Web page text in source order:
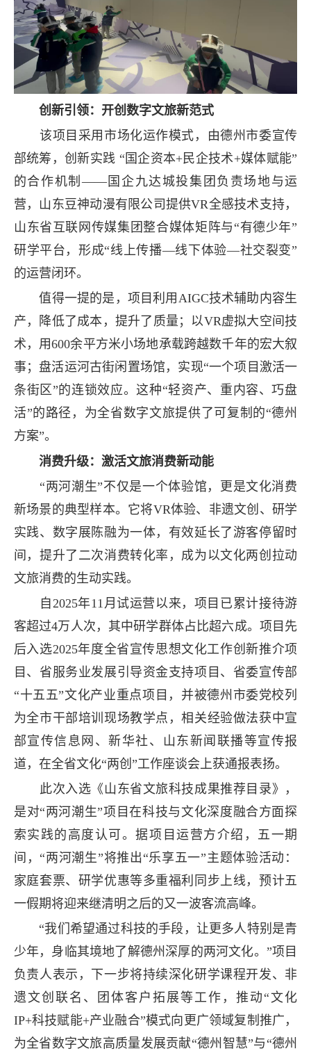
创新引领：开创数字文旅新范式
该项目采用市场化运作模式，由德州市委宣传
部统筹，创新实践 “国企资本+民企技术+媒体赋能”
的合作机制——国企九达城投集团负责场地与运
营，山东豆神动漫有限公司提供VR全感技术支持，
山东省互联网传媒集团整合媒体矩阵与“有德少年”
研学平台，形成“线上传播—线下体验—社交裂变”
的运营闭环。
值得一提的是，项目利用AIGC技术辅助内容生
产，降低了成本，提升了质量；以VR虚拟大空间技
术，用600余平方米小场地承载跨越数千年的宏大叙
事；盘活运河古街闲置场馆，实现“一个项目激活一
条街区”的连锁效应。这种“轻资产、重内容、巧盘
活”的路径，为全省数字文旅提供了可复制的“德州
方案”。
消费升级：激活文旅消费新动能
“两河潮生”不仅是一个体验馆，更是文化消费
新场景的典型样本。它将VR体验、非遗文创、研学
实践、数字展陈融为一体，有效延长了游客停留时
间，提升了二次消费转化率，成为以文化两创拉动
文旅消费的生动实践。
自2025年11月试运营以来，项目已累计接待游
客超过4万人次，其中研学群体占比超六成。项目先
后入选2025年度全省宣传思想文化工作创新推介项
目、省服务业发展引导资金支持项目、省委宣传部
“十五五”文化产业重点项目，并被德州市委党校列
为全市干部培训现场教学点，相关经验做法获中宣
部宣传信息网、新华社、山东新闻联播等宣传报
道，在全省文化“两创”工作座谈会上获通报表扬。
此次入选《山东省文旅科技成果推荐目录》，
是对“两河潮生”项目在科技与文化深度融合方面探
索实践的高度认可。据项目运营方介绍，五一期
间，“两河潮生”将推出“乐享五一”主题体验活动：
家庭套票、研学优惠等多重福利同步上线，预计五
一假期将迎来继清明之后的又一波客流高峰。
“我们希望通过科技的手段，让更多人特别是青
少年，身临其境地了解德州深厚的两河文化。”项目
负责人表示，下一步将持续深化研学课程开发、非
遗文创联名、团体客户拓展等工作，推动“文化
IP+科技赋能+产业融合”模式向更广领域复制推广，
为全省数字文旅高质量发展贡献“德州智慧”与“德州